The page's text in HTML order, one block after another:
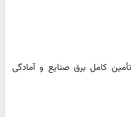
تأمین کامل برق صنایع و آمادگی